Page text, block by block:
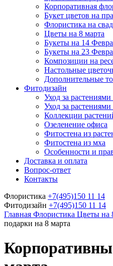
Корпоративная
Букет цветов на
Флористика на
Цветы на 8 марта
Букеты на 14
Букеты на 23
Композиции на
Настольные
Дополнительные
Фитодизайн
Уход за
Уход за
Коллекции
Озеленение офиса
Фитостена из
Фитостена из мха
Особенности и
Доставка и оплата
Вопрос-ответ
Контакты
Флористика +7(495)150 11 14
Фитодизайн +7(495)150 11 14
Главная Флористика Цветы на
подарки на 8 марта